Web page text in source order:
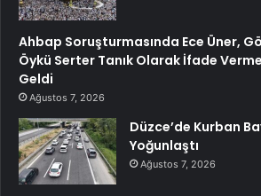
Ahbap Soruşturmasında Ece Üner,
Öykü Serter Tanık Olarak İfade
Geldi
Ağustos 7, 2026
Düzce’de Kurban
Yoğunlaştı
Ağustos 7, 2026